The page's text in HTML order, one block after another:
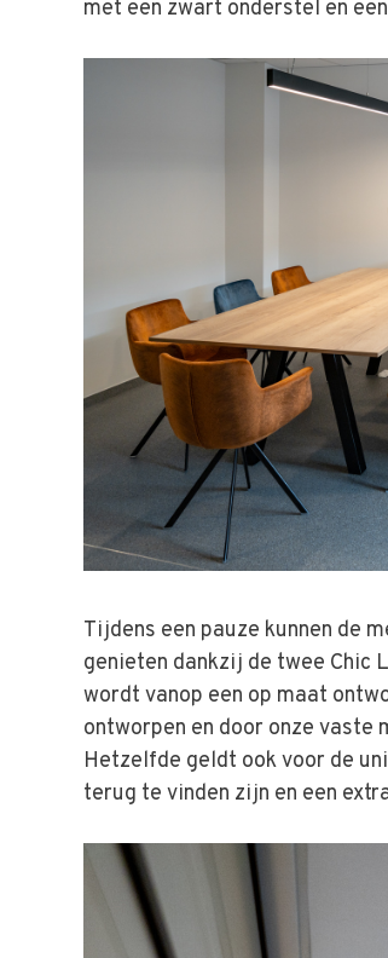
met een zwart onderstel en
Tijdens een pauze kunnen de
genieten dankzij de twee Chic
wordt vanop een op maat
ontworpen en door onze
Hetzelfde geldt ook voor de
terug te vinden zijn en een